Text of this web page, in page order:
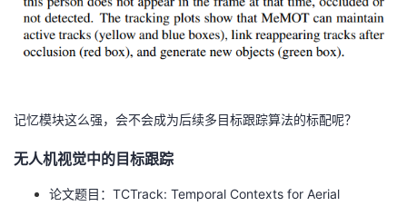
我
课
程
的
认
我
的
我
的
术
支
我
云
声
记忆模块这么强，会不会成为后续多目标跟踪算法的标配呢？
无人机视觉中的目标跟踪
论文题目：TCTrack: Temporal Contexts for Aerial